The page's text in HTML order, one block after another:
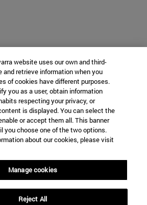
website uses our own and third-
retrieve information when you
of cookies have different purposes.
you as a user, obtain information
respecting your privacy, or
is displayed. You can select the
or accept them all. This banner
you choose one of the two options.
about our cookies, please visit
Manage cookies
Reject All